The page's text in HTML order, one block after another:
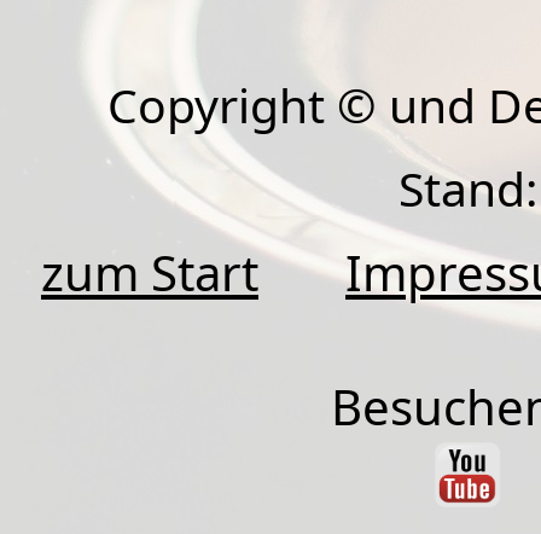
Copyright © und
zum Start